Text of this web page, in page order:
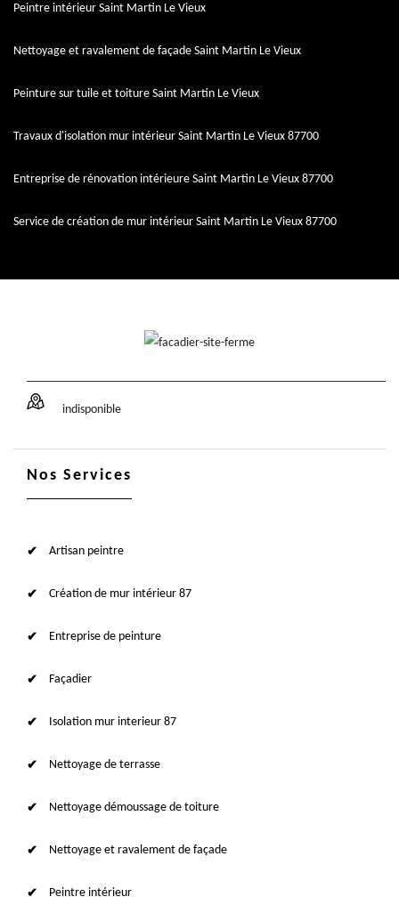
Peintre intérieur Saint Martin Le Vieux
Nettoyage et ravalement de façade Saint Martin Le Vieux
Peinture sur tuile et toiture Saint Martin Le Vieux
Travaux d'isolation mur intérieur Saint Martin Le Vieux 87700
Entreprise de rénovation intérieure Saint Martin Le Vieux 87700
Service de création de mur intérieur Saint Martin Le Vieux 87700
indisponible
Nos Services
Artisan peintre
Création de mur intérieur 87
Entreprise de peinture
Façadier
Isolation mur interieur 87
Nettoyage de terrasse
Nettoyage démoussage de toiture
Nettoyage et ravalement de façade
Peintre intérieur